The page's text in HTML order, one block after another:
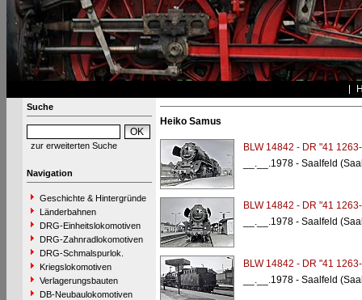
Suche
zur erweiterten Suche
Navigation
Geschichte & Hintergründe
Länderbahnen
DRG-Einheitslokomotiven
DRG-Zahnradlokomotiven
DRG-Schmalspurlok.
Kriegslokomotiven
Verlagerungsbauten
DB-Neubaulokomotiven
Heiko Samus
BLW 14842 - DR "41
__.__.1978 - Saalfeld
BLW 14842 - DR "41
__.__.1978 - Saalfeld
BLW 14842 - DR "41
__.__.1978 - Saalfeld